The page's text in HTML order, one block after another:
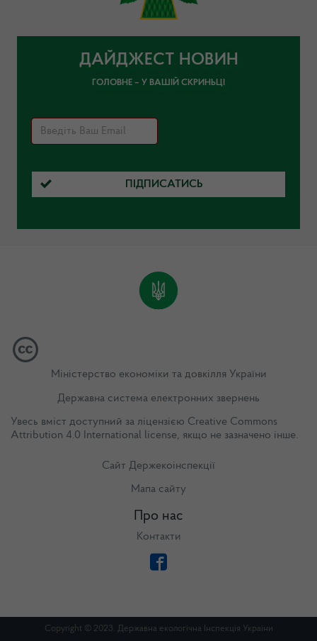
ДАЙДЖЕСТ НОВИН
ГОЛОВНЕ – У ВАШІЙ СКРИНЬЦІ
ПІДПИСАТИСЬ
Міністерство економіки та довкілля України
Державна система електронних звернень
Увесь вміст доступний за ліцензією Creative Commons
Attribution 4.0 International license, якщо не зазначено інше.
Сайт Держекоінспекції
Мапа сайту
Про нас
Контакти
Copyright © 2023. Державна екологічна Інспекція України